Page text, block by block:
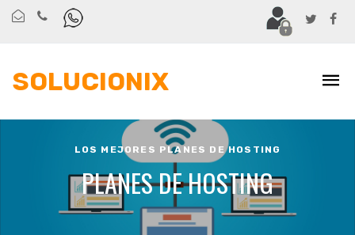
SOLUCIONIX
LOS MEJORES PLANES DE HOSTING
PLANES DE HOSTING